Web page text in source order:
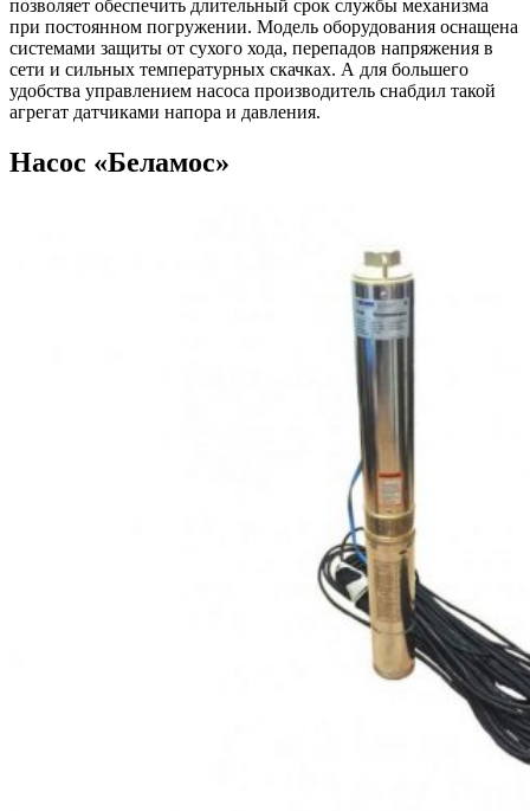
позволяет обеспечить длительный срок службы механизма
при постоянном погружении. Модель оборудования оснащена
системами защиты от сухого хода, перепадов напряжения в
сети и сильных температурных скачках. А для большего
удобства управлением насоса производитель снабдил такой
агрегат датчиками напора и давления.
Насос «Беламос»